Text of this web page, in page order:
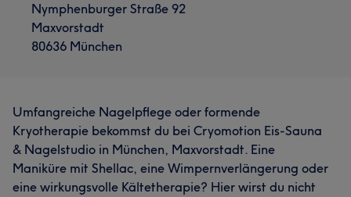
Nymphenburger Straße 92
Maxvorstadt
80636 München
Umfangreiche Nagelpflege oder formende
Kryotherapie bekommst du bei Cryomotion Eis-Sauna
& Nagelstudio in München, Maxvorstadt. Eine
Maniküre mit Shellac, eine Wimpernverlängerung oder
eine wirkungsvolle Kältetherapie? Hier wirst du nicht